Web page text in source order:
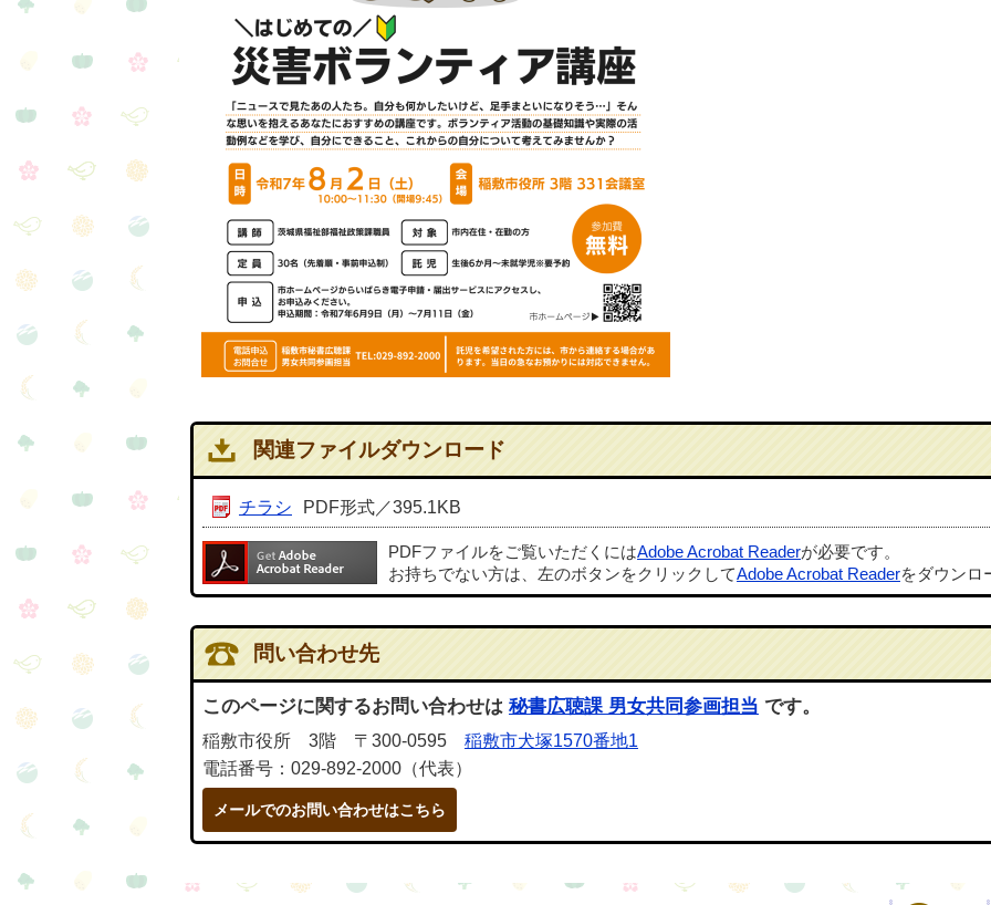
関連ファイルダウンロード
チラシ PDF形式／395.1KB
PDFファイルをご覧いただくにはAdobe Acrobat Readerが必要です。
お持ちでない方は、左のボタンをクリックしてAdobe Acrobat Readerをダウンロ
問い合わせ先
このページに関するお問い合わせは 秘書広聴課 男女共同参画担当 です。
稲敷市役所 3階 〒300-0595 稲敷市犬塚1570番地1
電話番号：029-892-2000（代表）
メールでのお問い合わせはこちら